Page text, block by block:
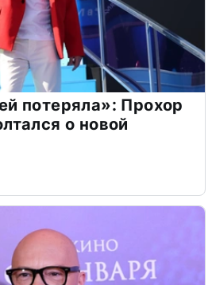
потеряла»: Прохор
о новой